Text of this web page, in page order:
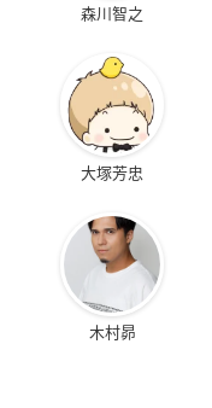
森川智之
大塚芳忠
木村昴